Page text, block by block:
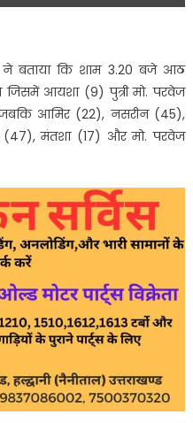
ने बताया कि शाम 3.20 बजे आठ
जिसमें आयशा (9) पुत्री मो. परवेज
आमिर (22), नसरीन (45),
(47), मंतशा (17) और मो. परवेज